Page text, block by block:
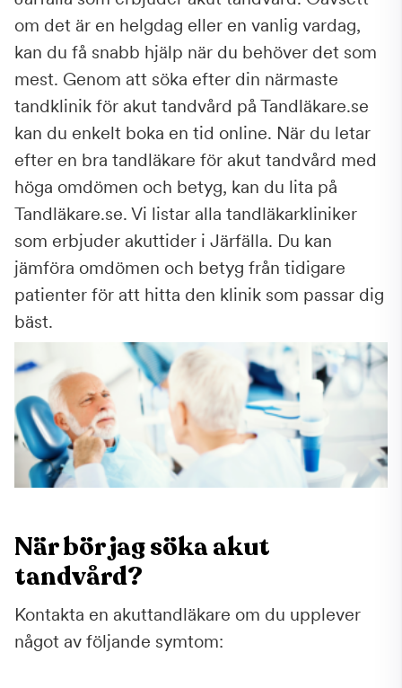
om det är en helgdag eller en vanlig vardag,
kan du få snabb hjälp när du behöver det som
mest. Genom att söka efter din närmaste
tandklinik för akut tandvård på Tandläkare.se
kan du enkelt boka en tid online. När du letar
efter en bra tandläkare för akut tandvård med
höga omdömen och betyg, kan du lita på
Tandläkare.se. Vi listar alla tandläkarkliniker
som erbjuder akuttider i Järfälla. Du kan
jämföra omdömen och betyg från tidigare
patienter för att hitta den klinik som passar dig
bäst.
När bör jag söka akut
tandvård?
Kontakta en akuttandläkare om du upplever
något av följande symtom: